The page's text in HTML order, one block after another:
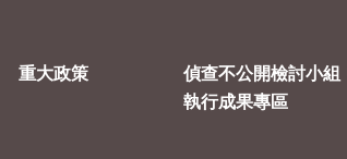
重大政策
偵查不公開檢討小組
執行成果專區